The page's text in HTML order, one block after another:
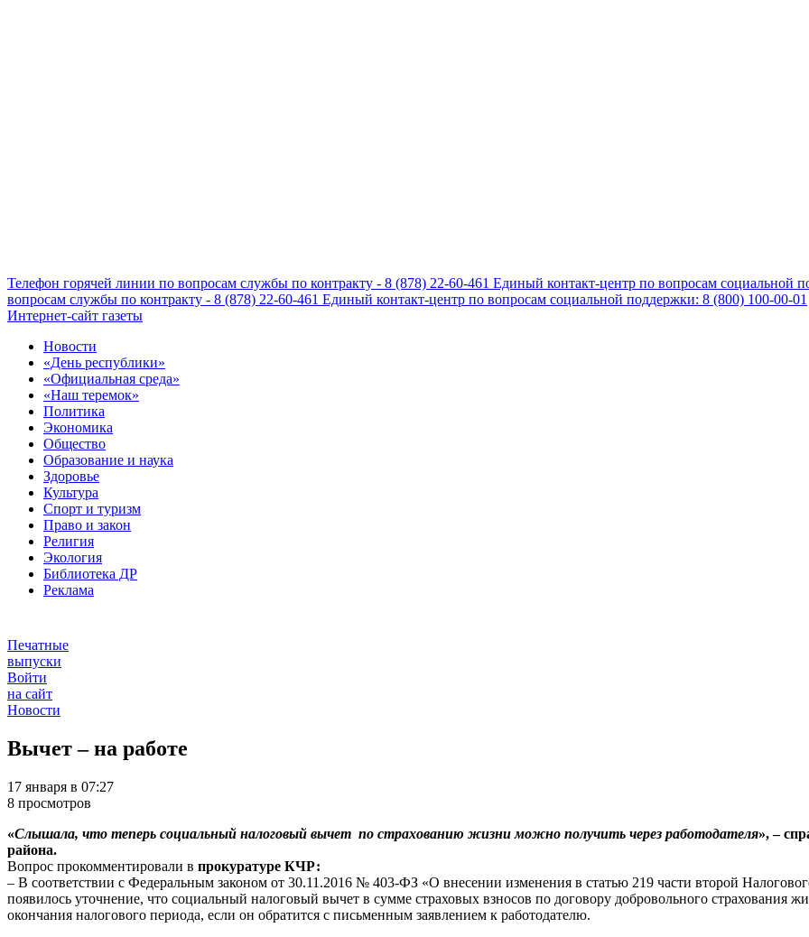
Телефон горячей линии по вопросам службы по контракту - 8 (878) 22-60-461 Единый контакт-центр по вопросам социальной
вопросам службы по контракту - 8 (878) 22-60-461 Единый контакт-центр по вопросам социальной поддержки: 8 (800) 100-00-01
Интернет-сайт газеты
Новости
«День республики»
«Официальная среда»
«Наш теремок»
Политика
Экономика
Общество
Образование и наука
Здоровье
Культура
Спорт и туризм
Право и закон
Религия
Экология
Библиотека ДР
Реклама
Печатные
выпуски
Войти
на сайт
Новости
Вычет – на работе
17 января в 07:27
8 просмотров
«Слышала, что теперь социальный налоговый вычет по страхованию жизни можно получить через работодателя», –
района.
Вопрос прокомментировали в прокуратуре КЧР:
– В соответствии с Федеральным законом от 30.11.2016 № 403-ФЗ «О внесении изменения в статью 219 части второй
появилось уточнение, что социальный налоговый вычет в сумме страховых взносов по договору добровольного страхования
окончания налогового периода, если он обратится с письменным заявлением к работодателю.